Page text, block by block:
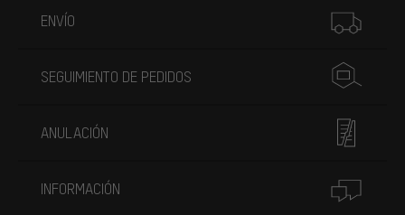
ENVÍO
SEGUIMIENTO DE PEDIDOS
ANULACIÓN
INFORMACIÓN